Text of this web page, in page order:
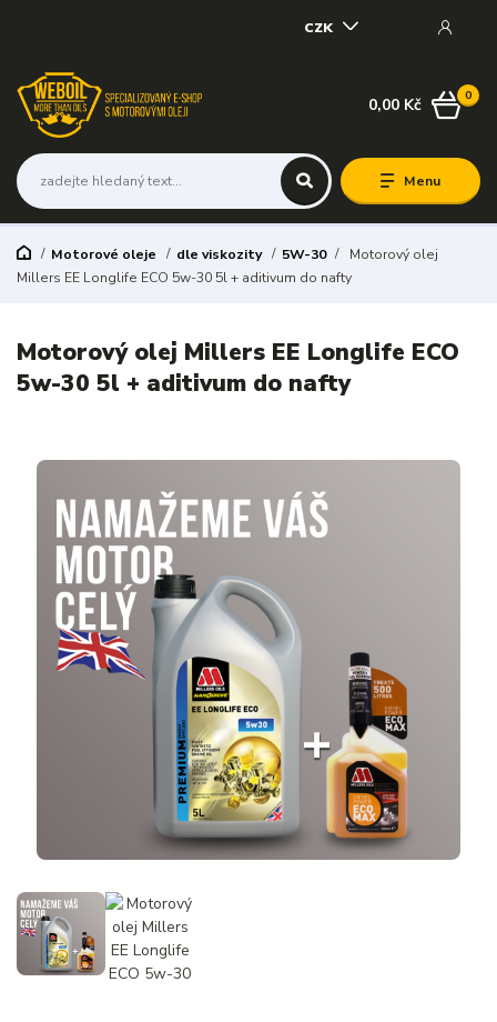
Menu
CZK
0
0,00 Kč
Motorové oleje dle viskozity 5W-30
Motorový olej
Millers EE Longlife ECO 5w-30 5l + aditivum do nafty
Motorový olej Millers EE Longlife ECO
5w-30 5l + aditivum do nafty